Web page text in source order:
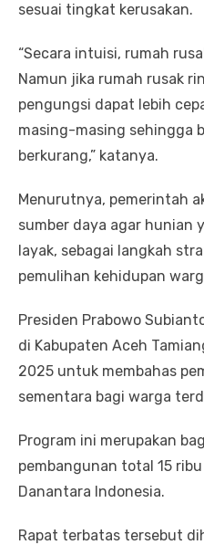
sesuai tingkat kerusakan.
“Secara intuisi, rumah
Namun jika rumah rusak
pengungsi dapat lebih
masing-masing sehingga
berkurang,” katanya.
Menurutnya, pemerintah
sumber daya agar hunian
layak, sebagai langkah
pemulihan kehidupan
Presiden Prabowo
di Kabupaten Aceh
2025 untuk membahas
sementara bagi warga
Program ini merupakan
pembangunan total 15
Danantara Indonesia.
Rapat terbatas tersebut